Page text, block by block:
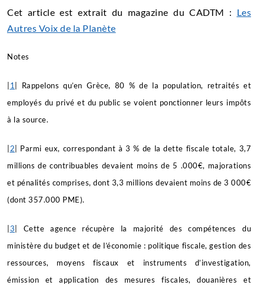
Cet article est extrait du magazine du CADTM : Les
Autres Voix de la Planète
Notes
1
| Rappelons qu’en Grèce, 80 % de la population, retraités et
employés du privé et du public se voient ponctionner leurs impôts
à la source.
2 | Parmi eux, correspondant à 3 % de la dette fiscale totale, 3,7
millions de contribuables devaient moins de 5 .000€, majorations
et pénalités comprises, dont 3,3 millions devaient moins de 3 000€
(dont 357.000 PME).
3 | Cette agence récupère la majorité des compétences du
ministère du budget et de l’économie : politique fiscale, gestion des
ressources, moyens fiscaux et instruments d’investigation,
émission et application des mesures fiscales, douanières et